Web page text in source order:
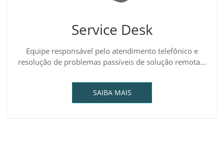
Service Desk
Equipe responsável pelo atendimento telefônico e
resolução de problemas passíveis de solução remota...
SAIBA MAIS